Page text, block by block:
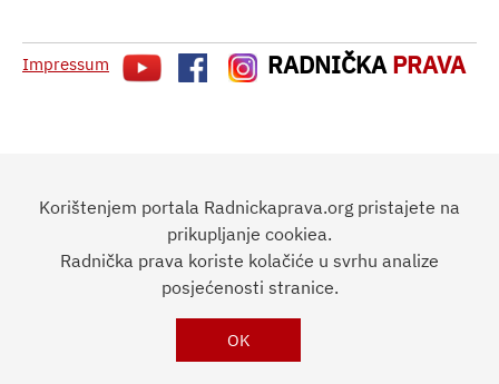
Impressum RADNIČKAPRAVA
Korištenjem portala Radnickaprava.org pristajete na
prikupljanje cookiea.
Radnička prava koriste kolačiće u svrhu analize
posjećenosti stranice.
OK